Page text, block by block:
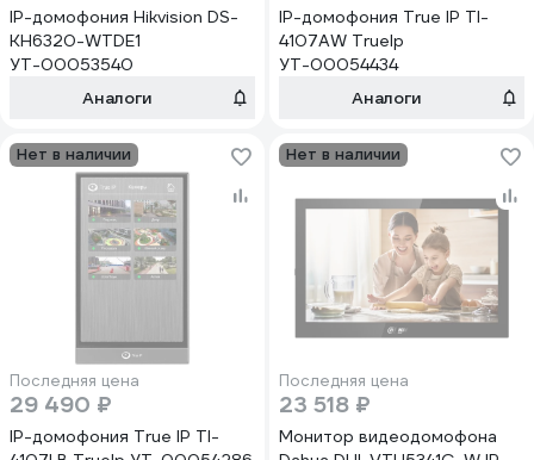
IP-домофония Hikvision DS-
KH6320-WTDE1
УТ-00053540
Аналоги
IP-домофония True IP TI-
4107AW TrueIp
УТ-00054434
Аналоги
Нет в наличии
Последняя цена
29 490 ₽
IP-домофония True IP TI-
Нет в наличии
Последняя цена
23 518 ₽
Монитор видеодомофона